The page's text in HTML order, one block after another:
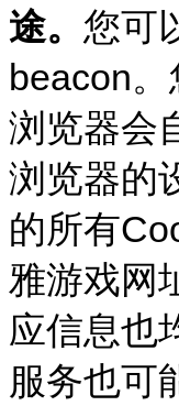
途。 您可
beacon
浏览器会
浏览器的
的所有
雅游戏网
应信息也
服务也可